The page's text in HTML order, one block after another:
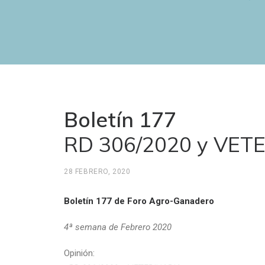
Boletín 177
RD 306/2020 y
28 FEBRERO, 2020
Boletín 177 de Foro Agro-Ganadero
4ª semana de Febrero 2020
Opinión: